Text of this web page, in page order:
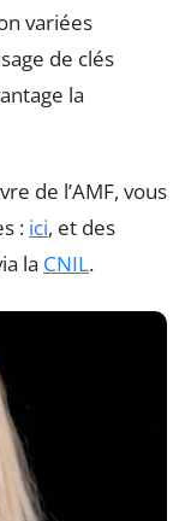
variées
de clés
la
de l’AMF, vous
: ici, et des
la CNIL.